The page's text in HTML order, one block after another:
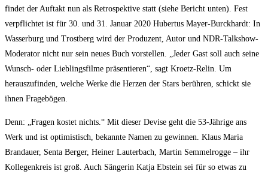
findet der Auftakt nun als Retrospektive statt (siehe Bericht unten). Fest
verpflichtet ist für 30. und 31. Januar 2020 Hubertus Mayer-Burckhardt: In
Wasserburg und Trostberg wird der Produzent, Autor und NDR-Talkshow-
Moderator nicht nur sein neues Buch vorstellen. „Jeder Gast soll auch seine
Wunsch- oder Lieblingsfilme präsentieren“, sagt Kroetz-Relin. Um
herauszufinden, welche Werke die Herzen der Stars berühren, schickt sie
ihnen Fragebögen.
Denn: „Fragen kostet nichts.“ Mit dieser Devise geht die 53-Jährige ans
Werk und ist optimistisch, bekannte Namen zu gewinnen. Klaus Maria
Brandauer, Senta Berger, Heiner Lauterbach, Martin Semmelrogge – ihr
Kollegenkreis ist groß. Auch Sängerin Katja Ebstein sei für so etwas zu